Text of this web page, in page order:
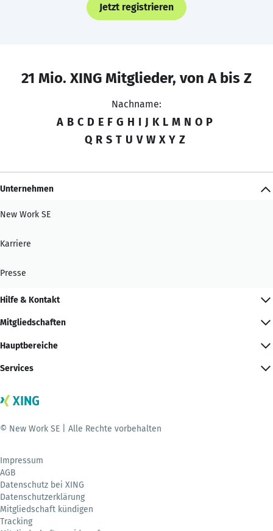
Jetzt registrieren
21 Mio. XING Mitglieder, von A bis Z
Nachname:
A B C D E F G H I J K L M N O P
Q R S T U V W X Y Z
Unternehmen
New Work SE
Karriere
Presse
Hilfe & Kontakt
Mitgliedschaften
Hauptbereiche
Services
© New Work SE | Alle Rechte vorbehalten
Impressum
AGB
Datenschutz bei XING
Datenschutzerklärung
Mitgliedschaft kündigen
Tracking